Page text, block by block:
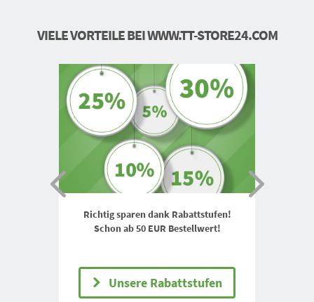
VIELE VORTEILE BEI WWW.TT-STORE24.COM
Richtig sparen dank Rabattstufen!
Schon ab 50 EUR Bestellwert!
Unsere Rabattstufen